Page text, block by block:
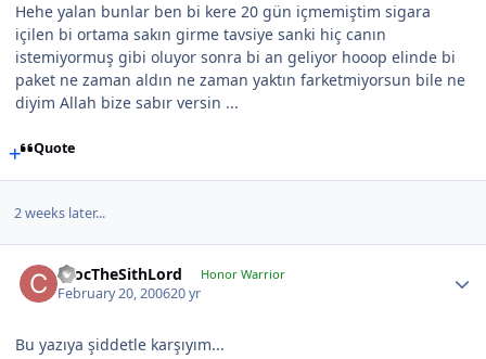
Hehe yalan bunlar ben bi kere 20 gün içmemiştim sigara
içilen bi ortama sakın girme tavsiye sanki hiç canın
istemiyormuş gibi oluyor sonra bi an geliyor hooop elinde bi
paket ne zaman aldın ne zaman yaktın farketmiyorsun bile ne
diyim Allah bize sabır versin ...
Quote
2 weeks later...
CrocTheSithLord Honor Warrior
February 20, 200620 yr
Bu yazıya şiddetle karşıyım...